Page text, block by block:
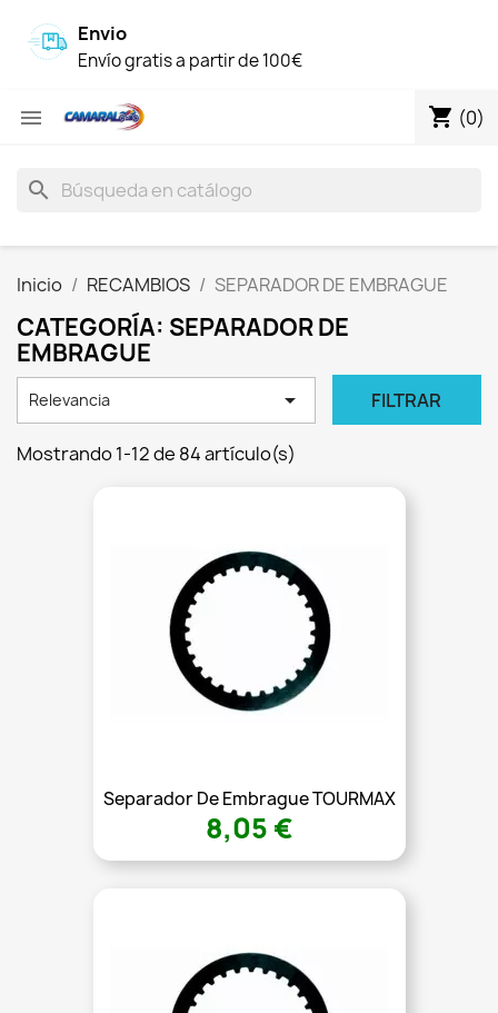
Envio
Envío gratis a partir de 100€
 shopping_cart (0)
search
Inicio RECAMBIOS SEPARADOR DE EMBRAGUE
CATEGORÍA: SEPARADOR DE
EMBRAGUE
Relevancia  FILTRAR
Mostrando 1-12 de 84 artículo(s)
Separador De Embrague TOURMAX
8,05 €